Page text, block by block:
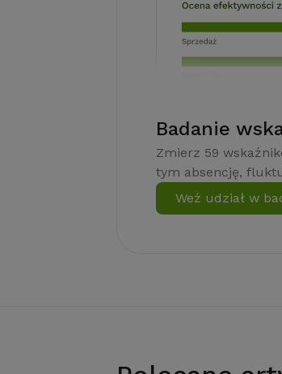
Badanie
Zmierz 59
tym absencję,
Weź udział w